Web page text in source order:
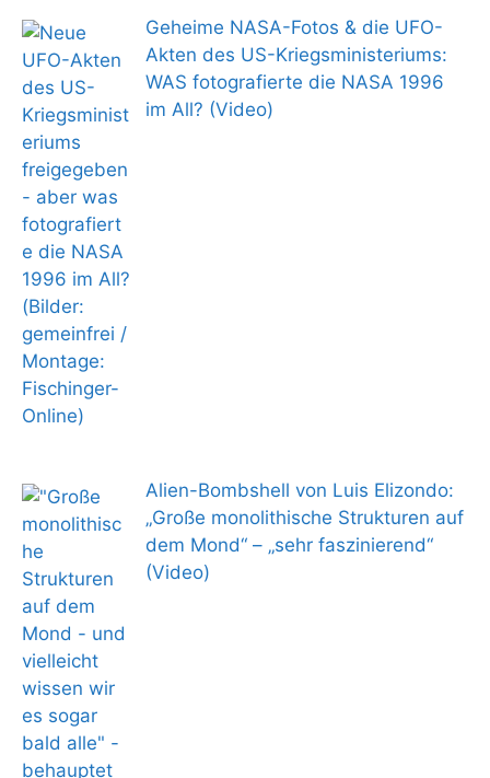
Geheime NASA-Fotos & die UFO-
Akten des US-Kriegsministeriums:
WAS fotografierte die NASA 1996
im All? (Video)
Alien-Bombshell von Luis Elizondo:
„Große monolithische Strukturen auf
dem Mond“ – „sehr faszinierend“
(Video)